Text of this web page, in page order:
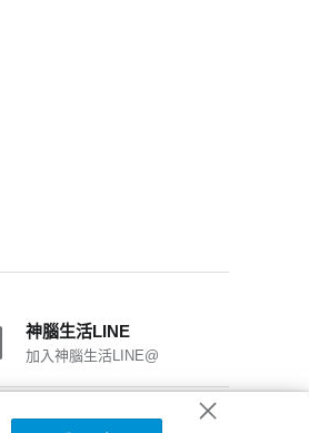
神腦生活LINE
加入神腦生活LINE@
神腦國際粉絲團